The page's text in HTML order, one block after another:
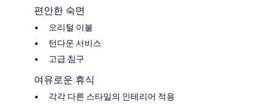
편안한 숙면
오리털 이불
턴다운 서비스
고급 침구
여유로운 휴식
각각 다른 스타일의 인테리어 적용